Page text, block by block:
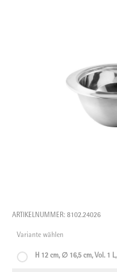
ARTIKELNUMMER: 8102.24026
Variante wählen
H 12 cm, ∅ 16,5 cm, Vol. 1 L,